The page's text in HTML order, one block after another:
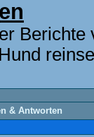
Berichte
& Antworten